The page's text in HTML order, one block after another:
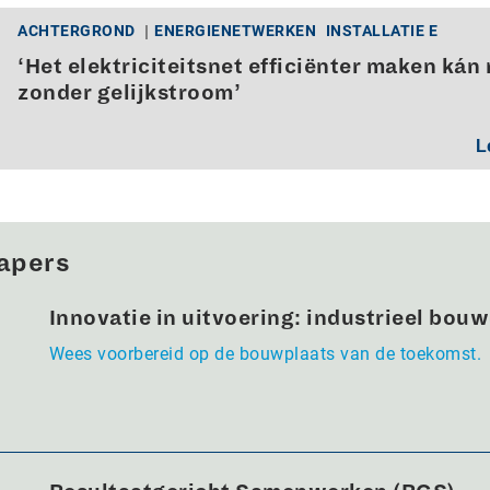
ACHTERGROND ENERGIENETWERKEN INSTALLATIE E
‘Het elektriciteitsnet efficiënter maken kán
zonder gelijkstroom’
Innovatie in uitvoering: industrieel
Wees voorbereid op de bouwplaats van de toekomst.